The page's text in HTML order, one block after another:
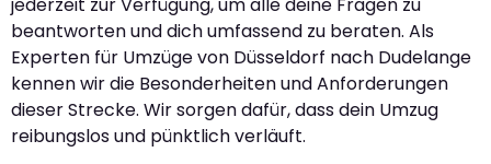
beantworten und dich umfassend zu beraten. Als
Experten für Umzüge von Düsseldorf nach Dudelange
kennen wir die Besonderheiten und Anforderungen
dieser Strecke. Wir sorgen dafür, dass dein Umzug
reibungslos und pünktlich verläuft.